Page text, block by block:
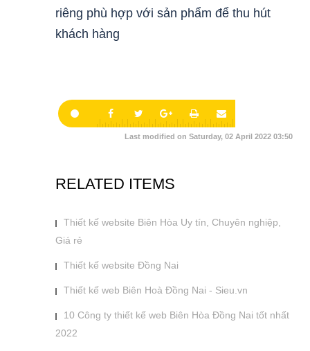
riêng phù hợp với sản phẩm để thu hút
khách hàng
Last modified on Saturday, 02 April 2022 03:50
RELATED ITEMS
Thiết kế website Biên Hòa Uy tín, Chuyên nghiệp,
Giá rẻ
Thiết kế website Đồng Nai
Thiết kế web Biên Hoà Đồng Nai - Sieu.vn
10 Công ty thiết kế web Biên Hòa Đồng Nai tốt nhất
2022